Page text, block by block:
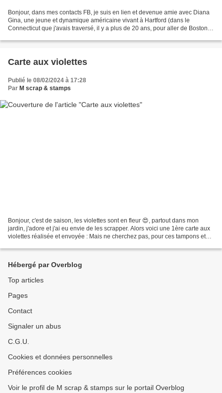
Bonjour, dans mes contacts FB, je suis en lien et devenue amie avec Diana
Gina, une jeune et dynamique américaine vivant à Hartford (dans le
Connecticut que j'avais traversé, il y a plus de 20 ans, pour aller de Boston à
Carte aux violettes
Publié le 08/02/2024 à 17:28
Par M scrap & stamps
Bonjour, c'est de saison, les violettes sont en fleur 😍, partout dans mon
jardin, j'adore et j'ai eu envie de les scrapper. Alors voici une 1ère carte aux
violettes réalisée et envoyée : Mais ne cherchez pas, pour ces tampons et
Hébergé par Overblog
Top articles
Pages
Contact
Signaler un abus
C.G.U.
Cookies et données personnelles
Préférences cookies
Voir le profil de M scrap & stamps sur le portail Overblog